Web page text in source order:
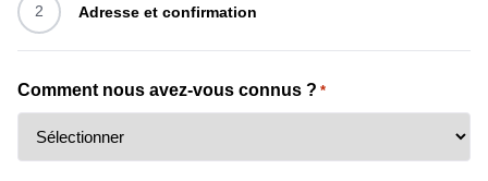
2 Adresse et confirmation
Comment nous avez-vous connus ? *